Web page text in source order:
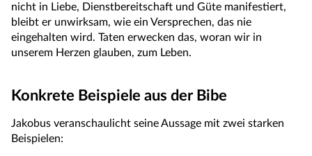
nicht in Liebe, Dienstbereitschaft und Güte manifestiert,
bleibt er unwirksam, wie ein Versprechen, das nie
eingehalten wird. Taten erwecken das, woran wir in
unserem Herzen glauben, zum Leben.
Konkrete Beispiele aus der Bibe
Jakobus veranschaulicht seine Aussage mit zwei starken
Beispielen: